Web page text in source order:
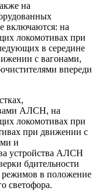
на
включаются: на
локомотивах при
в середине
с вагонами,
впереди
АЛСН, на
локомотивах при
при движении с
и
устройства АЛСН
бдительности
режимов в положение
светофора.